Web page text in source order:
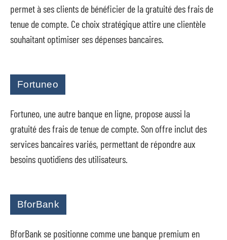
permet à ses clients de bénéficier de la gratuité des frais de
tenue de compte. Ce choix stratégique attire une clientèle
souhaitant optimiser ses dépenses bancaires.
Fortuneo
Fortuneo, une autre banque en ligne, propose aussi la
gratuité des frais de tenue de compte. Son offre inclut des
services bancaires variés, permettant de répondre aux
besoins quotidiens des utilisateurs.
BforBank
BforBank se positionne comme une banque premium en